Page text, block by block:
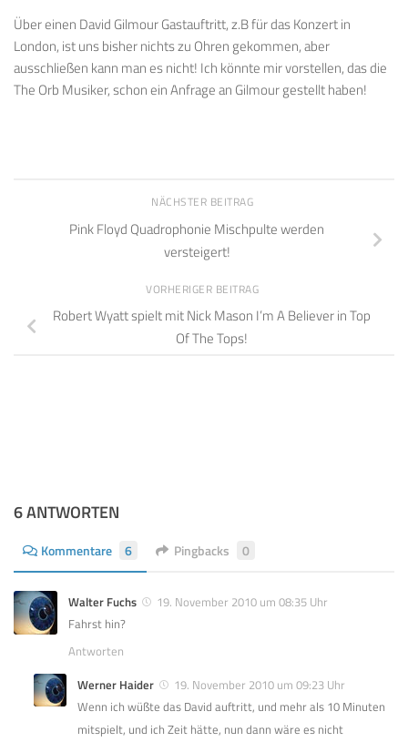
Über einen David Gilmour Gastauftritt, z.B für das Konzert in
London, ist uns bisher nichts zu Ohren gekommen, aber
ausschließen kann man es nicht! Ich könnte mir vorstellen, das die
The Orb Musiker, schon ein Anfrage an Gilmour gestellt haben!
NÄCHSTER BEITRAG
Pink Floyd Quadrophonie Mischpulte werden
versteigert!
VORHERIGER BEITRAG
Robert Wyatt spielt mit Nick Mason I’m A Believer in Top
Of The Tops!
6 ANTWORTEN
Kommentare 6 Pingbacks 0
Walter Fuchs
19. November 2010 um 08:35 Uhr
Fahrst hin?
Antworten
Werner Haider
19. November 2010 um 09:23 Uhr
Wenn ich wüßte das David auftritt, und mehr als 10 Minuten
mitspielt, und ich Zeit hätte, nun dann wäre es nicht